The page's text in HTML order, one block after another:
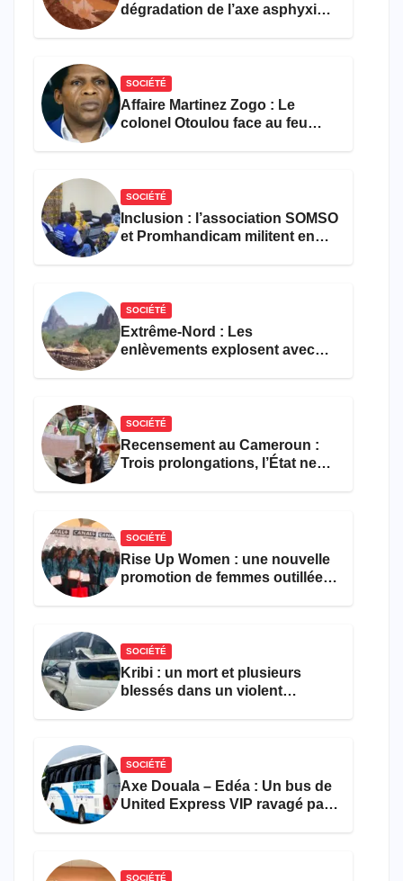
dégradation de l’axe asphyxie
SOCIÉTÉ
Affaire Martinez Zogo : Le
colonel Otoulou face au feu
SOCIÉTÉ
Inclusion : l’association SOMSO
et Promhandicam militent en
SOCIÉTÉ
Extrême-Nord : Les
enlèvements explosent avec
SOCIÉTÉ
Recensement au Cameroun :
Trois prolongations, l’État ne
SOCIÉTÉ
Rise Up Women : une nouvelle
promotion de femmes outillées
SOCIÉTÉ
Kribi : un mort et plusieurs
blessés dans un violent
SOCIÉTÉ
Axe Douala – Edéa : Un bus de
United Express VIP ravagé par
SOCIÉTÉ